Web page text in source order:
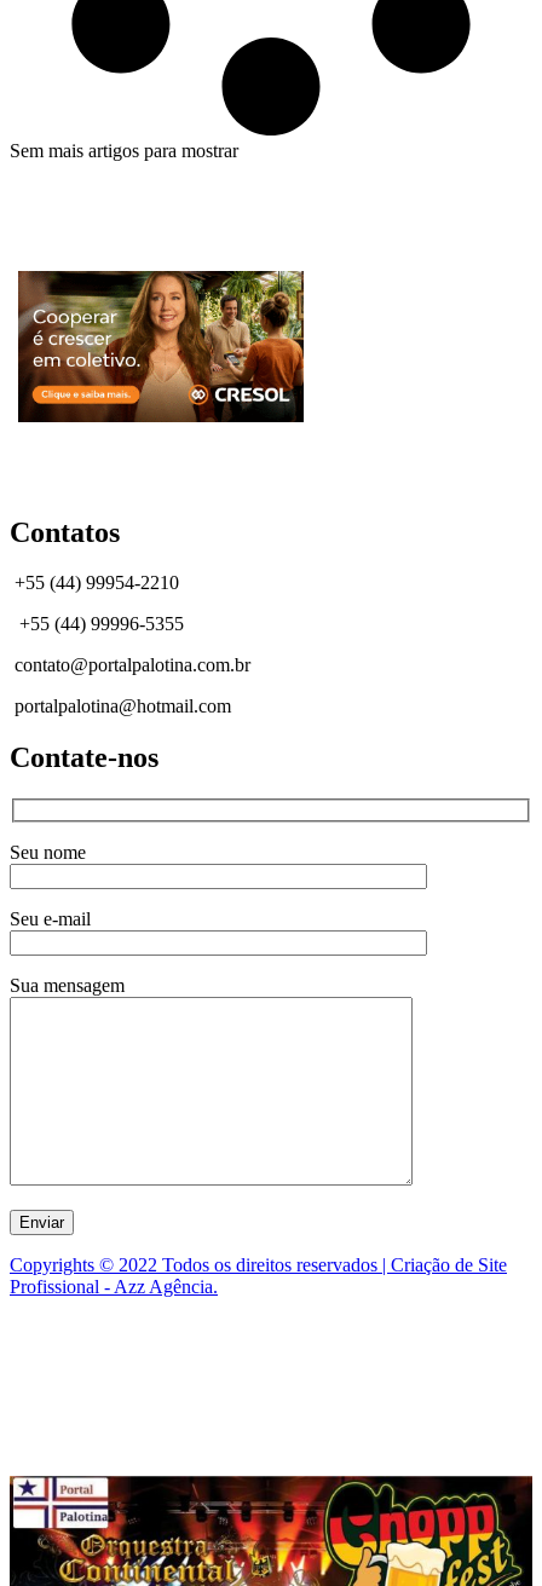
Sem mais artigos para mostrar
Contatos
+55 (44) 99954-2210
+55 (44) 99996-5355
contato@portalpalotina.com.br
portalpalotina@hotmail.com
Contate-nos
Seu nome
Seu e-mail
Sua mensagem
Copyrights © 2022 Todos os direitos reservados | Criação de Site
Profissional - Azz Agência.